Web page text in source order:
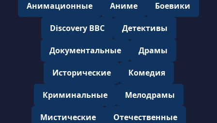
Анимационные Аниме Боевики
Discovery BBC Детективы
Документальные Драмы
Исторические Комедия
Криминальные Мелодрамы
Мистические Отечественные